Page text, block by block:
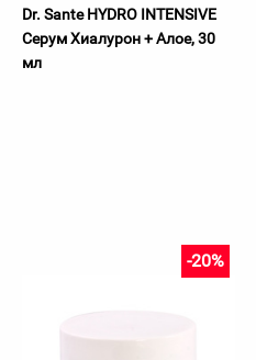
Dr. Sante HYDRO INTENSIVE
Серум Хиалурон + Алое, 30
мл
-20%